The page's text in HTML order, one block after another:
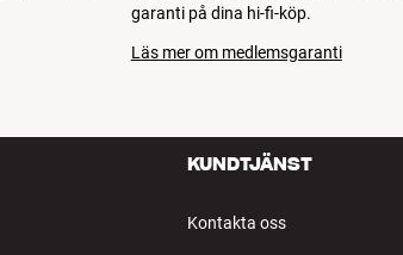
garanti på dina hi-fi-köp.
Läs mer om medlemsgaranti
KUNDTJÄNST
Kontakta oss